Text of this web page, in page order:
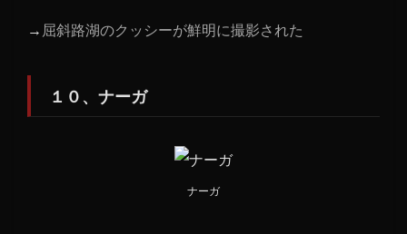
→ 屈斜路湖のクッシーが鮮明に撮影された
１０、ナーガ
ナーガ